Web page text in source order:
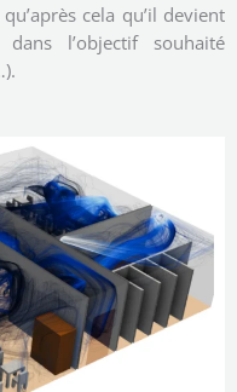
cela qu’il devient
l’objectif souhaité